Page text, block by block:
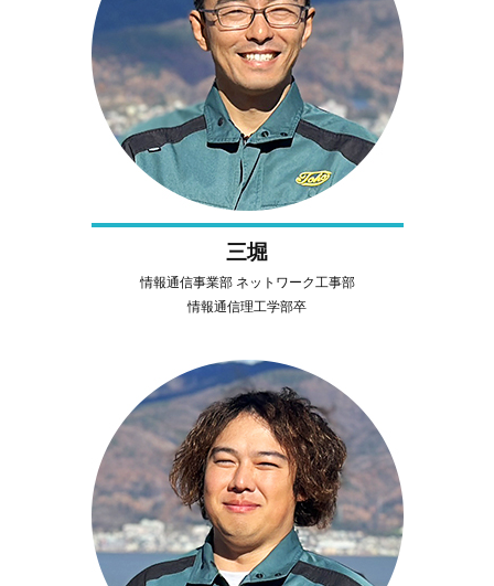
三堀
情報通信事業部 ネットワーク工事部
情報通信理工学部卒